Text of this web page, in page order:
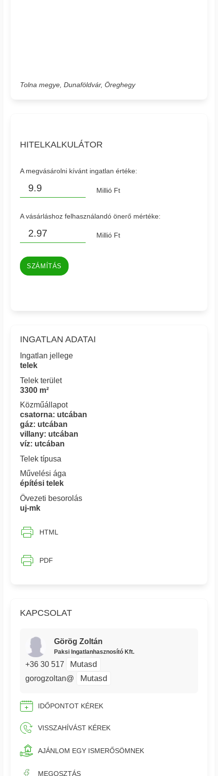
Tolna megye, Dunaföldvár, Öreghegy
HITELKALKULÁTOR
A megvásárolni kívánt ingatlan értéke:
Millió Ft
A vásárláshoz felhasználandó önerő mértéke:
Millió Ft
SZÁMÍTÁS
KAPCSOLAT
Görög Zoltán
Paksi Ingatlanhasznosító Kft.
+36 30 517 Mutasd
gorogzoltan@ Mutasd
IDŐPONTOT KÉREK
VISSZAHÍVÁST KÉREK
AJÁNLOM EGY ISMERŐSÖMNEK
MEGOSZTÁS
INGATLAN ADATAI
Ingatlan jellege
telek
Telek terület
3300 m²
Közműállapot
csatorna: utcában
gáz: utcában
villany: utcában
víz: utcában
Telek típusa
Művelési ága
építési telek
Övezeti besorolás
uj-mk
HTML
PDF